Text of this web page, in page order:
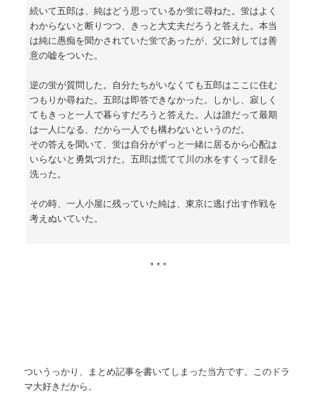
続いて五郎は、純はどう思っているか蛍に尋ねた。蛍はよく
わからないと断りつつ、きっと大丈夫だろうと答えた。本当
は純に愚痴を聞かされていた蛍であったが、父に対しては善
意の嘘をついた。
逆の蛍が質問した。自分たちがいなくても五郎はここに住む
つもりか尋ねた。五郎は即答できなかった。しかし、寂しく
てもきっと一人で暮らすだろうと答えた。人は誰だって最期
は一人になる、だから一人でも構わないというのだ。
その答えを聞いて、蛍は自分がずっと一緒に居るから心配は
いらないと勇気づけた。五郎は慌てて川の水をすくって顔を
洗った。
その時、一人小屋に残っていた純は、東京に逃げ出す作戦を
考えぬいていた。
* * *
ついうっかり、まとめ記事を書いてしまった当方です。このドラ
マ大好きだから。